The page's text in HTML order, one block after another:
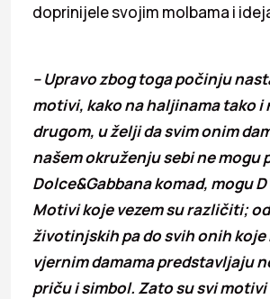
doprinijele svojim molbama i
– Upravo zbog toga počinju
motivi, kako na haljinama tako i
drugom, u želji da svim onim
našem okruženju sebi ne mogu
Dolce&Gabbana komad, mogu
Motivi koje vezem su različiti;
životinjskih pa do svih onih koje
vjernim damama predstavljaju
priču i simbol. Zato su svi